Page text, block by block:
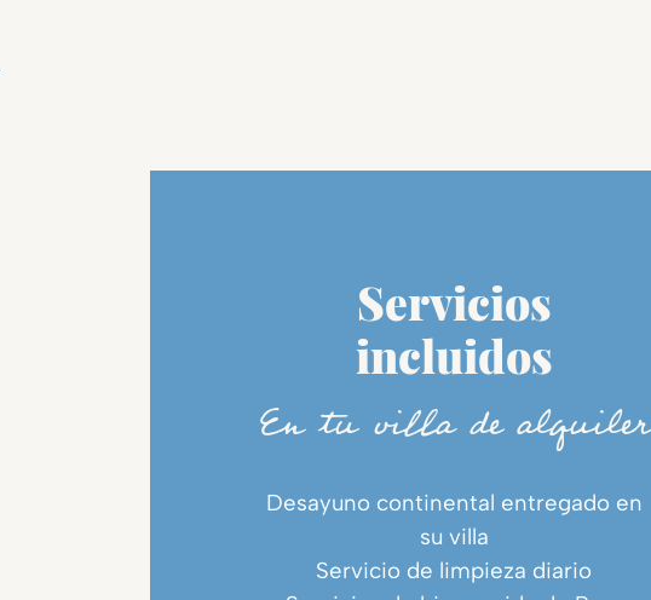
Servicios
incluidos
En tu villa de alquiler
Desayuno continental entregado en
su villa
Servicio de limpieza diario